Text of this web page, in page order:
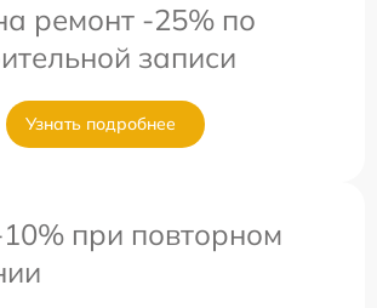
ремонт -25% по
записи
Узнать подробнее
при повторном